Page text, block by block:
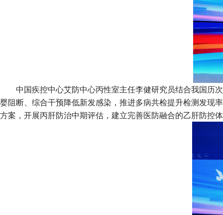
中国疾控中心艾防中心丙性室主任李健研究员结合我国历
婴阻断、综合干预降低新发感染，推进多病共检提升检测发现
方案，开展丙肝防治中期评估，建立完善医防融合的乙肝防控